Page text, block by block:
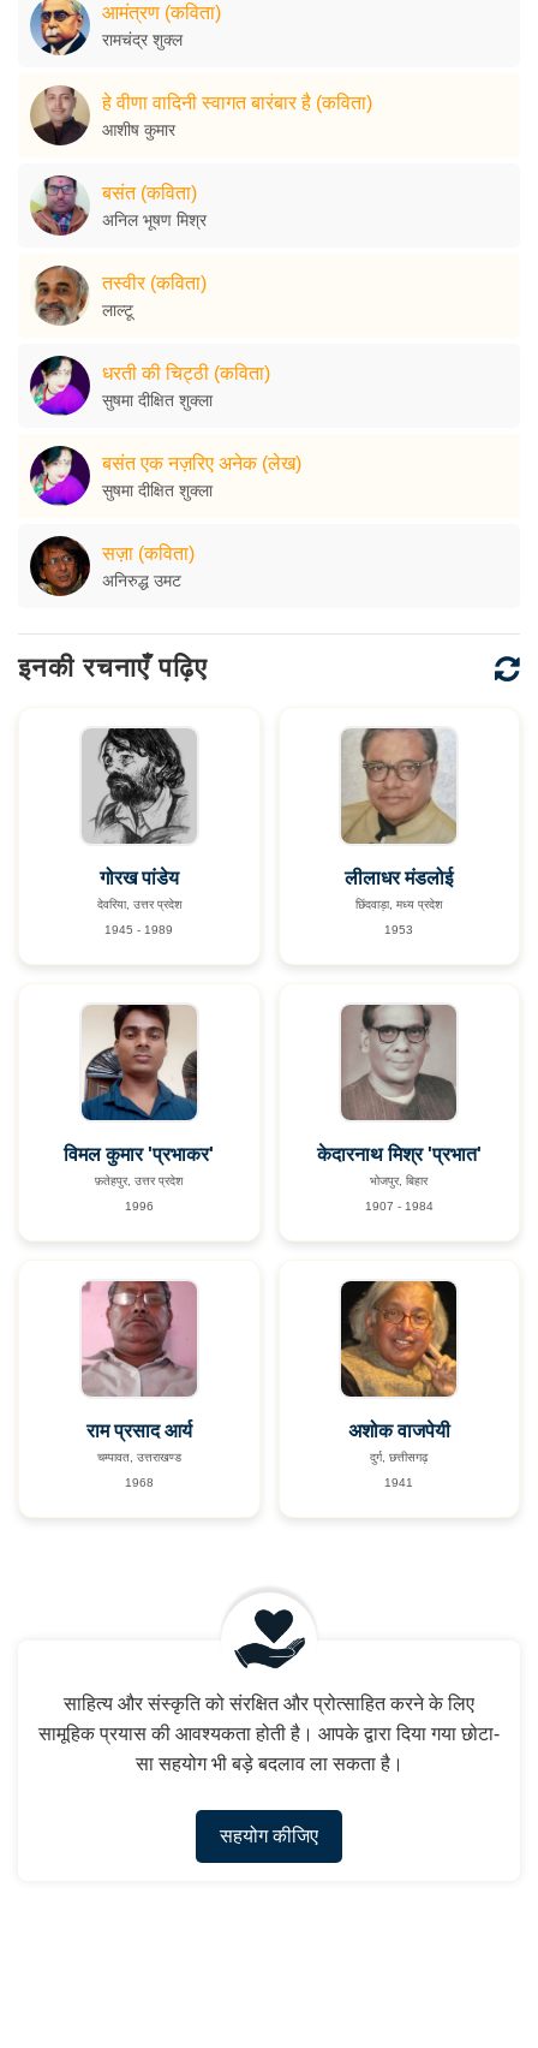
आमंत्रण (कविता)
रामचंद्र शुक्ल
हे वीणा वादिनी स्वागत बारंबार है (कविता)
आशीष कुमार
बसंत (कविता)
अनिल भूषण मिश्र
तस्वीर (कविता)
लाल्टू
धरती की चिट्ठी (कविता)
सुषमा दीक्षित शुक्ला
बसंत एक नज़रिए अनेक (लेख)
सुषमा दीक्षित शुक्ला
सज़ा (कविता)
अनिरुद्ध उमट
इनकी रचनाएँ पढ़िए
गोरख पांडेय
देवरिया, उत्तर प्रदेश
1945 - 1989
लीलाधर मंडलोई
छिंदवाड़ा, मध्य प्रदेश
1953
विमल कुमार 'प्रभाकर'
फ़तेहपुर, उत्तर प्रदेश
1996
केदारनाथ मिश्र 'प्रभात'
भोजपुर, बिहार
1907 - 1984
राम प्रसाद आर्य
चम्पावत, उत्तराखण्ड
1968
अशोक वाजपेयी
दुर्ग, छत्तीसगढ़
1941
साहित्य और संस्कृति को संरक्षित और प्रोत्साहित करने के लिए
सामूहिक प्रयास की आवश्यकता होती है। आपके द्वारा दिया गया छोटा-
सा सहयोग भी बड़े बदलाव ला सकता है।
सहयोग कीजिए